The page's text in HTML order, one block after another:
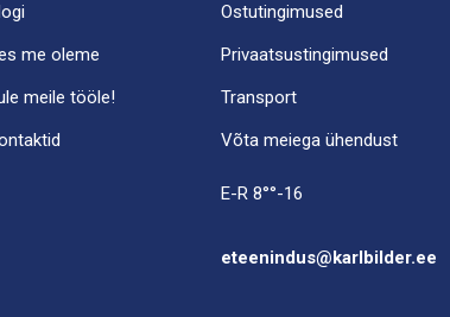
me oleme
meile tööle!
Ostutingimused
Privaatsustingimused
Transport
Võta meiega ühendust
E-R 8°°-16
eteenindus@karlbilder.ee